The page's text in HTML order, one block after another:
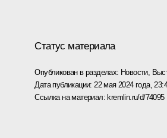
Статус материала
Опубликован в разделах: Новости,
Дата публикации: 22 мая 2024 года,
Ссылка на материал: kremlin.ru/d/74095